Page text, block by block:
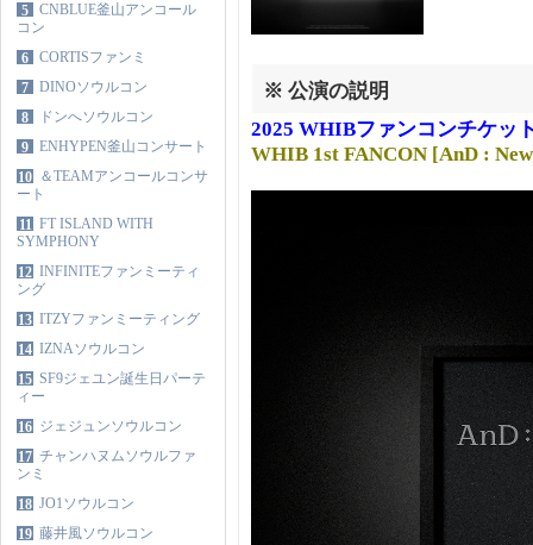
5
CNBLUE釜山アンコール
コン
6
CORTISファンミ
7
DINOソウルコン
8
ドンへソウルコン
9
ENHYPEN釜山コンサート
10 ＆TEAMアンコールコンサ
ート
11 FT ISLAND WITH
SYMPHONY
12 INFINITEファンミーティ
ング
13 ITZYファンミーティング
14 IZNAソウルコン
15 SF9ジェユン誕生日パーテ
ィー
16 ジェジュンソウルコン
17 チャンハヌムソウルファ
ンミ
18 JO1ソウルコン
19 藤井風ソウルコン
※ 公演の説明
2025 WHIBファンコンチケッ
WHIB 1st FANCON [AnD :